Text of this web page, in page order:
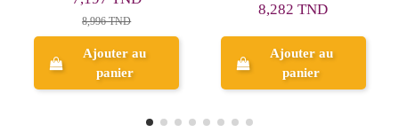
8,282 TND
Ajouter au
panier
Ajouter au
panier